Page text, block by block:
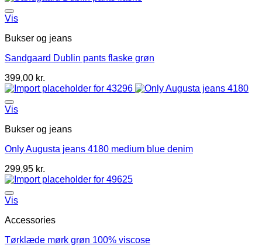
Vis
Bukser og jeans
Sandgaard Dublin pants flaske grøn
399,00 kr.
Vis
Bukser og jeans
Only Augusta jeans 4180 medium blue denim
299,95 kr.
Vis
Accessories
Tørklæde mørk grøn 100% viscose